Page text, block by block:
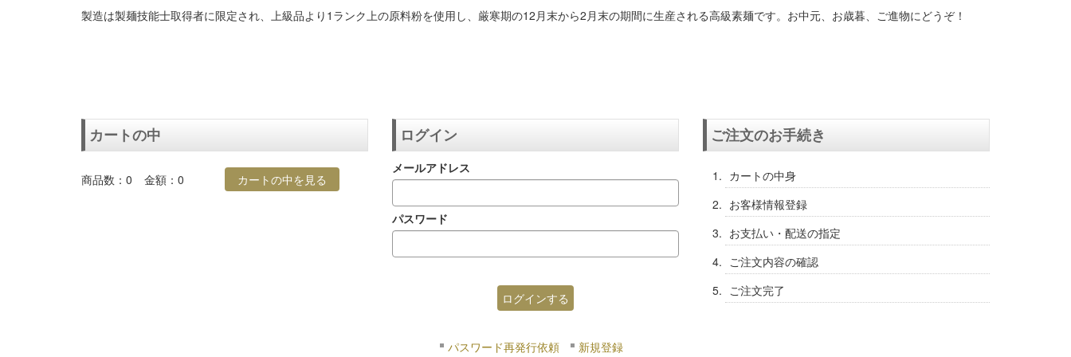
製造は製麺技能士取得者に限定され、上級品より1ランク上の原料粉を使用し、厳寒期の12月末から2月末の期間に生産される高級素麺です。お中元、お歳暮、ご進物にどうぞ！
カートの中
商品数：0 金額：0 カートの中を見る
ログイン
メールアドレス
パスワード
パスワード再発行依頼 新規登録
ご注文のお手続き
カートの中身
お客様情報登録
お支払い・配送の指定
ご注文内容の確認
ご注文完了